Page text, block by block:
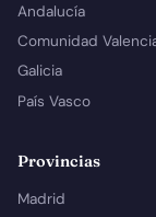
Andalucía
Comunidad
Galicia
País Vasco
Provincias
Madrid